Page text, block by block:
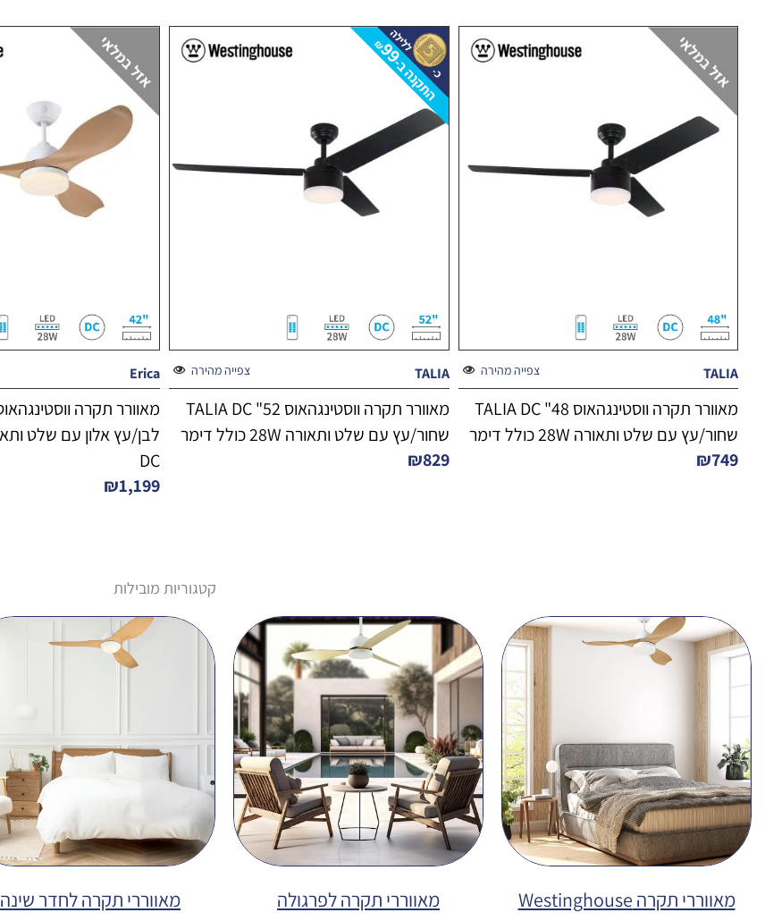
צפייה מהירה TALIA
מאוורר תקרה ווסטינגהאוס 48" TALIA DC
שחור/עץ עם שלט ותאורה 28W כולל דימר
₪749
צפייה מהירה TALIA
מאוורר תקרה ווסטינגהאוס 52" TALIA DC
שחור/עץ עם שלט ותאורה 28W כולל דימר
₪829
Erica
DC
₪1,199
קטגוריות מובילות
מאווררי תקרה Westinghouse מאווררי תקרה לפרגולה מאווררי תקרה לחדר שינה